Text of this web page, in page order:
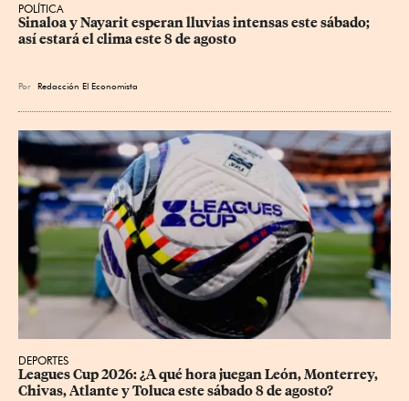
POLÍTICA
Sinaloa y Nayarit esperan lluvias intensas este sábado;
así estará el clima este 8 de agosto
Por Redacción El Economista
DEPORTES
Leagues Cup 2026: ¿A qué hora juegan León, Monterrey,
Chivas, Atlante y Toluca este sábado 8 de agosto?